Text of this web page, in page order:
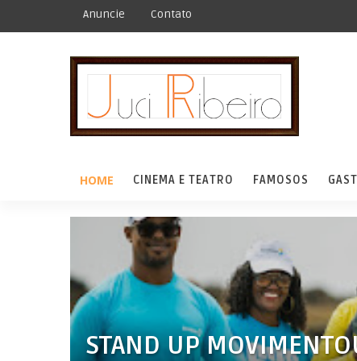
Anuncie Contato
HOME CINEMA E TEATRO FAMOSOS
STAND UP